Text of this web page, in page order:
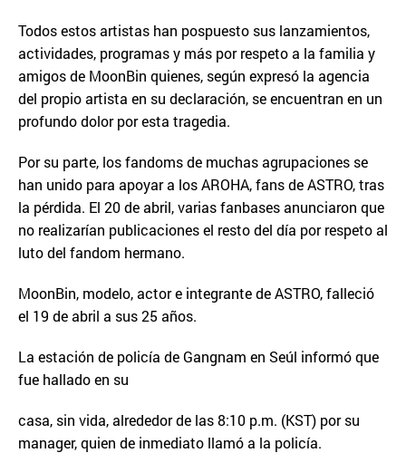
Todos estos artistas han pospuesto sus lanzamientos,
actividades, programas y más por respeto a la familia y
amigos de MoonBin quienes, según expresó la agencia
del propio artista en su declaración, se encuentran en un
profundo dolor por esta tragedia.
Por su parte, los fandoms de muchas agrupaciones se
han unido para apoyar a los AROHA, fans de ASTRO, tras
la pérdida. El 20 de abril, varias fanbases anunciaron que
no realizarían publicaciones el resto del día por respeto al
luto del fandom hermano.
MoonBin, modelo, actor e integrante de ASTRO, falleció
el 19 de abril a sus 25 años.
La estación de policía de Gangnam en Seúl informó que
fue hallado en su
casa, sin vida, alrededor de las 8:10 p.m. (KST) por su
manager, quien de inmediato llamó a la policía.